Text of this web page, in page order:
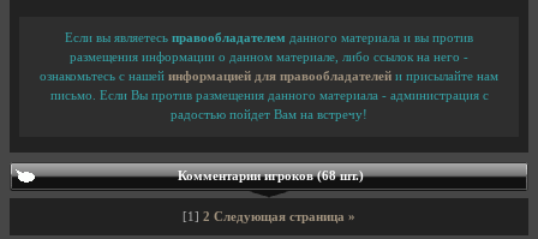
Если вы являетесь правообладателем данного материала и вы против
размещения информации о данном материале, либо ссылок на него -
ознакомьтесь с нашей информацией для правообладателей и присылайте нам
письмо. Если Вы против размещения данного материала - администрация с
радостью пойдет Вам на встречу!
Комментарии игроков (68 шт.)
[1] 2 Следующая страница »